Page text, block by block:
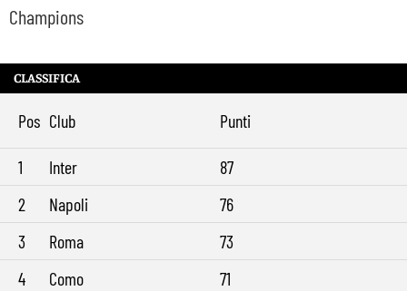
Champions
CLASSIFICA
Pos Club Punti
1 Inter
87
2
Napoli
76
3
Roma
73
4
Como
71